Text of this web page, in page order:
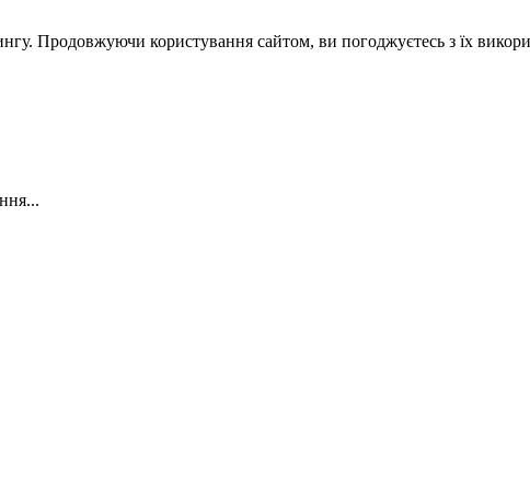
Продовжуючи користування сайтом, ви погоджуєтесь з їх